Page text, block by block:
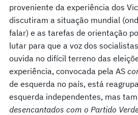
proveniente da experiência dos
discutiram a situação mundial
falar) e as tarefas de orientação
lutar para que a voz dos
ouvida no difícil terreno das
experiência, convocada pela AS
de esquerda no país, está
esquerda independentes, mas
desencantados com o Partido